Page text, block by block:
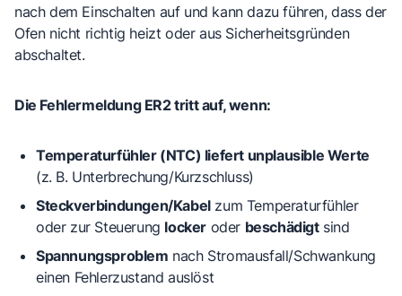
nach dem Einschalten auf und kann dazu führen, dass der
Ofen nicht richtig heizt oder aus Sicherheitsgründen
abschaltet.
Die Fehlermeldung ER2 tritt auf, wenn:
Temperaturfühler (NTC) liefert unplausible Werte
(z. B. Unterbrechung/Kurzschluss)
Steckverbindungen/Kabelzum Temperaturfühler
oder zur Steuerung locker oder beschädigtsind
Spannungsproblem nach Stromausfall/Schwankung
einen Fehlerzustand auslöst